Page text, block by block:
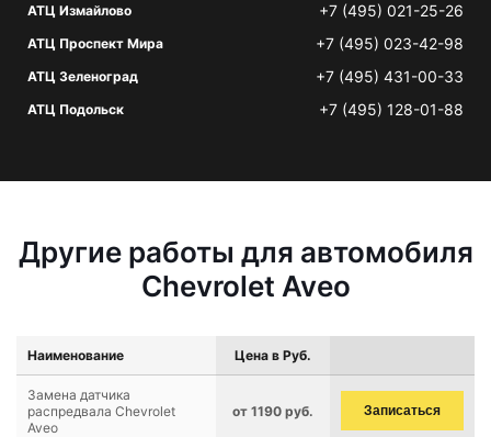
АТЦ Измайлово +7 (495) 021-25-26
АТЦ Проспект Мира +7 (495) 023-42-98
АТЦ Зеленоград +7 (495) 431-00-33
АТЦ Подольск +7 (495) 128-01-88
Другие работы для автомобиля
Chevrolet Aveo
Наименование Цена в Руб.
Замена датчика
распредвала Chevrolet
Aveo
от 1190 руб. Записаться